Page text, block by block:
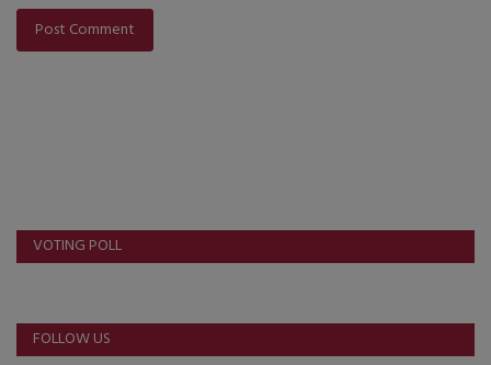
Post Comment
VOTING POLL
FOLLOW US